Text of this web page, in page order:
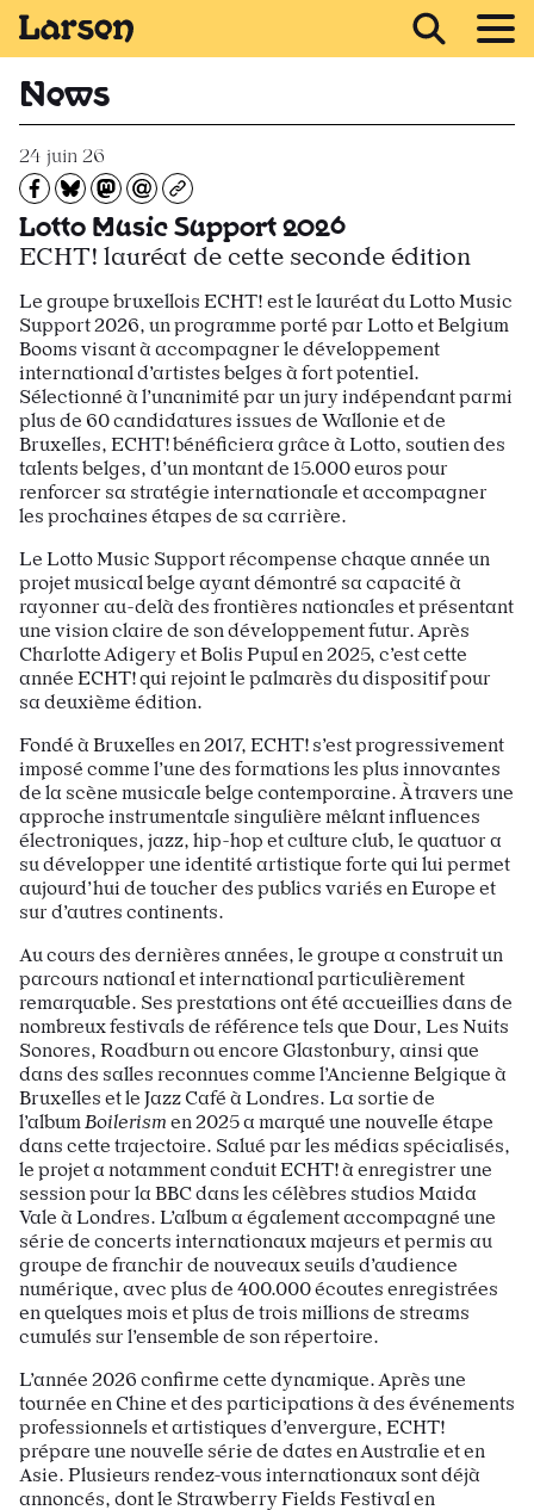
News
24 juin 26
Partagez sur Facebook
Partager sur Bluesky
Partager sur Mastodon
Partagez par e-mail
Copiez l’url
Lotto Music Support 2026
ECHT! lauréat de cette seconde édition
Le groupe bruxellois ECHT! est le lauréat du Lotto Music
Support 2026, un programme porté par Lotto et Belgium
Booms visant à accompagner le développement
international d’artistes belges à fort potentiel.
Sélectionné à l’unanimité par un jury indépendant parmi
plus de 60 candidatures issues de Wallonie et de
Bruxelles, ECHT! bénéficiera grâce à Lotto, soutien des
talents belges, d’un montant de 15.000 euros pour
renforcer sa stratégie internationale et accompagner
les prochaines étapes de sa carrière.
Le Lotto Music Support récompense chaque année un
projet musical belge ayant démontré sa capacité à
rayonner au-delà des frontières nationales et présentant
une vision claire de son développement futur. Après
Charlotte Adigery et Bolis Pupul en 2025, c’est cette
année ECHT! qui rejoint le palmarès du dispositif pour
sa deuxième édition.
Fondé à Bruxelles en 2017, ECHT! s’est progressivement
imposé comme l’une des formations les plus innovantes
de la scène musicale belge contemporaine. À travers une
approche instrumentale singulière mêlant influences
électroniques, jazz, hip-hop et culture club, le quatuor a
su développer une identité artistique forte qui lui permet
aujourd’hui de toucher des publics variés en Europe et
sur d’autres continents.
Au cours des dernières années, le groupe a construit un
parcours national et international particulièrement
remarquable. Ses prestations ont été accueillies dans de
nombreux festivals de référence tels que Dour, Les Nuits
Sonores, Roadburn ou encore Glastonbury, ainsi que
dans des salles reconnues comme l’Ancienne Belgique à
Bruxelles et le Jazz Café à Londres. La sortie de
l’albumBoilerism en 2025 a marqué une nouvelle étape
dans cette trajectoire. Salué par les médias spécialisés,
le projet a notamment conduit ECHT! à enregistrer une
session pour la BBC dans les célèbres studios Maida
Vale à Londres. L’album a également accompagné une
série de concerts internationaux majeurs et permis au
groupe de franchir de nouveaux seuils d’audience
numérique, avec plus de 400.000 écoutes enregistrées
en quelques mois et plus de trois millions de streams
cumulés sur l’ensemble de son répertoire.
L’année 2026 confirme cette dynamique. Après une
tournée en Chine et des participations à des événements
professionnels et artistiques d’envergure, ECHT!
prépare une nouvelle série de dates en Australie et en
Asie. Plusieurs rendez-vous internationaux sont déjà
annoncés, dont le Strawberry Fields Festival en